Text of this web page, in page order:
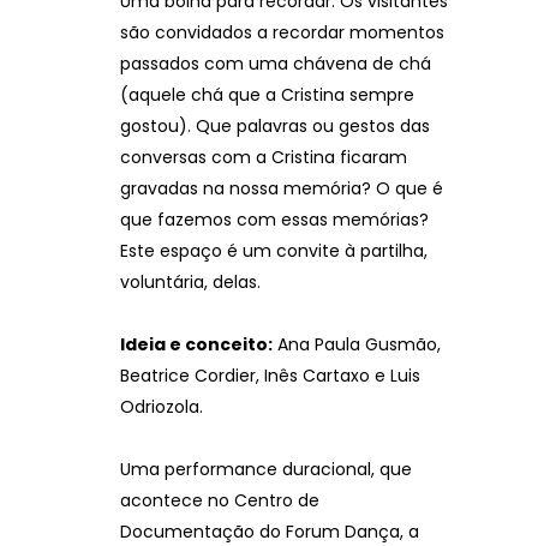
são convidados a recordar momentos
passados com uma chávena de chá
(aquele chá que a Cristina sempre
gostou). Que palavras ou gestos das
conversas com a Cristina ficaram
gravadas na nossa memória? O que é
que fazemos com essas memórias?
Este espaço é um convite à partilha,
voluntária, delas.
Ideia e conceito: Ana Paula Gusmão,
Beatrice Cordier, Inês Cartaxo e Luis
Odriozola.
Uma performance duracional, que
acontece no Centro de
Documentação do Forum Dança, a